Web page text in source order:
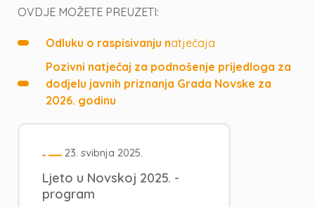
OVDJE MOŽETE PREUZETI:
Odluku o raspisivanju natječaja
Pozivni natječaj za podnošenje prijedloga za
dodjelu javnih priznanja Grada Novske za
2026. godinu
23. svibnja 2025.
Ljeto u Novskoj 2025. -
program